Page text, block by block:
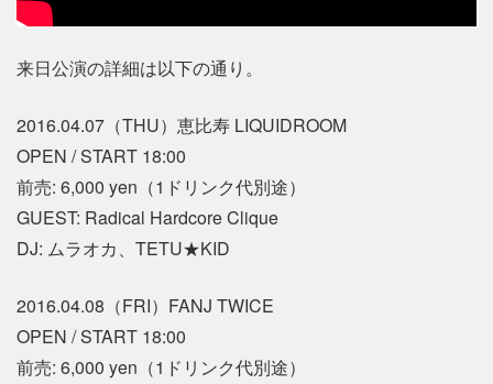
来日公演の詳細は以下の通り。
2016.04.07（THU）恵比寿 LIQUIDROOM
OPEN / START 18:00
前売: 6,000 yen（1ドリンク代別途）
GUEST: Radical Hardcore Clique
DJ: ムラオカ、TETU★KID
2016.04.08（FRI）FANJ TWICE
OPEN / START 18:00
前売: 6,000 yen（1ドリンク代別途）